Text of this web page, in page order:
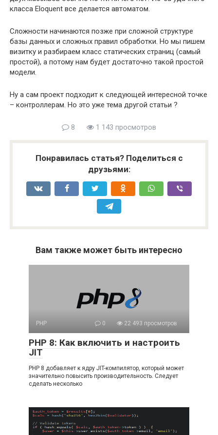
класса Eloquent все делается автоматом.
Сложности начинаются позже при сложной структуре
базы данных и сложных правил обработки. Но мы пишем
визитку и разбираем класс статических страниц (самый
простой), а потому нам будет достаточно такой простой
модели.
Ну а сам проект подходит к следующей интересной точке
– контроллерам. Но это уже тема другой статьи ?
8 1 143 просмотров
Понравилась статья? Поделиться с
друзьями:
Вам также может быть интересно
PHP 0 22 493 просмотров
PHP 8: Как включить и настроить
JIT
PHP 8 добавляет к ядру JIT-компилятор, который может
значительно повысить производительность. Следует
сделать несколько